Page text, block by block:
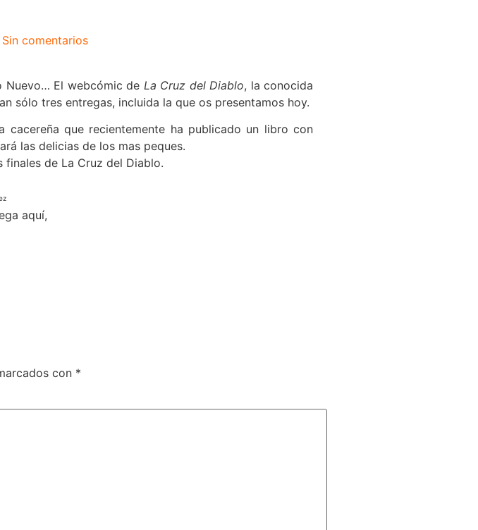
Sin comentarios
Nuevo… El webcómic de La Cruz del Diablo, la conocida
sólo tres entregas, incluida la que os presentamos hoy.
cacereña que recientemente ha publicado un libro con
las delicias de los mas peques.
de La Cruz del Diablo.
aquí,
con *